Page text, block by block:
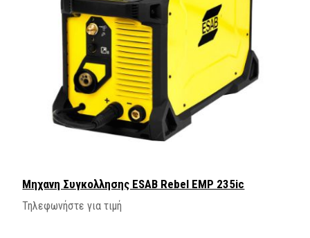
Μηχανη Συγκολλησης ΕSAB Rebel EMP 235ic
Τηλεφωνήστε για τιμή